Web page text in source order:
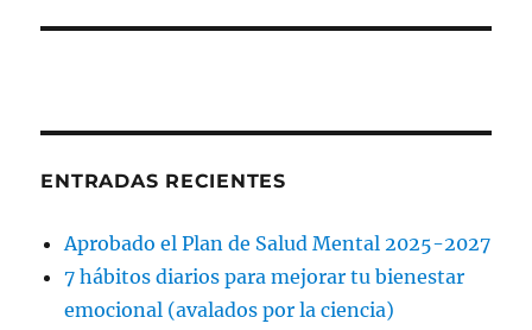
ENTRADAS RECIENTES
Aprobado el Plan de Salud Mental 2025-2027
7 hábitos diarios para mejorar tu bienestar
emocional (avalados por la ciencia)